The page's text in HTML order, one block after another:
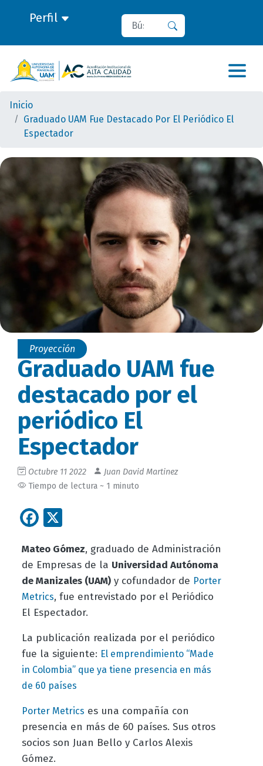
Perfil Buscar
Inicio
Graduado UAM Fue Destacado Por El Periódico El
Espectador
Proyección
Graduado UAM fue
destacado por el
periódico El
Espectador
Octubre 11 2022
Juan David Martinez
Tiempo de lectura ~ 1 minuto
Facebook
Mateo Gómez, graduado de Administración
de Empresas de la Universidad Autónoma
de Manizales (UAM)y cofundador de Porter
Metrics, fue entrevistado por el Periódico
El Espectador.
La publicación realizada por el periódico
fue la siguiente: El emprendimiento “Made
in Colombia” que ya tiene presencia en más
de 60 países
Porter Metrics es una compañía con
presencia en más de 60 países. Sus otros
socios son Juan Bello y Carlos Alexis
Gómez.